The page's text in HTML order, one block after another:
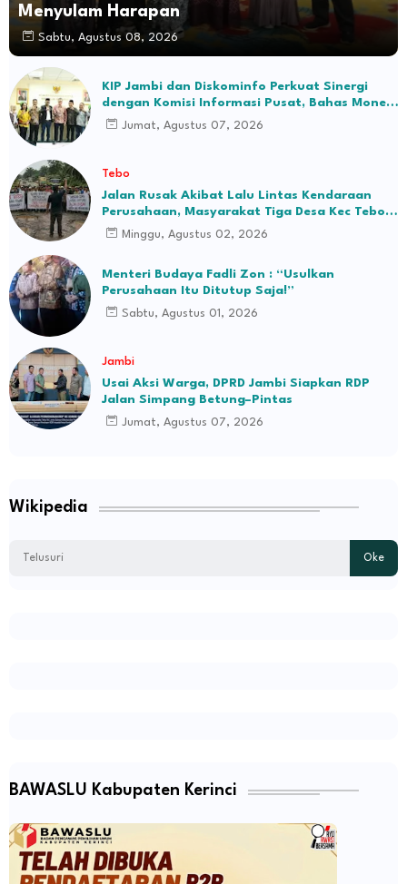
Menyulam Harapan
Sabtu, Agustus 08, 2026
KIP Jambi dan Diskominfo Perkuat Sinergi
dengan Komisi Informasi Pusat, Bahas Monev
hingga Seleksi Komisioner
Jumat, Agustus 07, 2026
Tebo
Jalan Rusak Akibat Lalu Lintas Kendaraan
Perusahaan, Masyarakat Tiga Desa Kec Tebo
Ilir Bakal Blokade Jalan
Minggu, Agustus 02, 2026
Menteri Budaya Fadli Zon : “Usulkan
Perusahaan Itu Ditutup Saja!”
Sabtu, Agustus 01, 2026
Jambi
Usai Aksi Warga, DPRD Jambi Siapkan RDP
Jalan Simpang Betung–Pintas
Jumat, Agustus 07, 2026
Wikipedia
BAWASLU Kabupaten Kerinci